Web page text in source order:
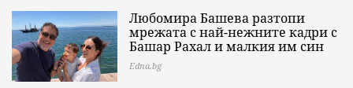
Любомира Башева разтопи
мрежата с най-нежните кадри с
Башар Рахал и малкия им син
Edna.bg